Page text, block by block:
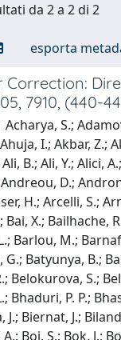
da 2 a 2 di 2
esporta
Correction:
7910, (440-
C.; Barth, K.; Bartsch, E.; Baruffaldi, F.; Bastid, N.; Basu, S.; Batigne, G.; Batyunya, B.; Bauri, D.; Bazo Alba, J. L.; Bearden, I. G.; Beattie, C.; Belikov, I.; Bell Hechavarria, A. D. C.; Bellini, F.; Bellwied, R.; Belokurova, S.; Belyaev, V.; Bencedi, G.; Beole, S.; Bercuci, A.; Berdnikov, Y.; Berdnikova, A.; Bergmann, L.; Besoiu, M. G.; Betev, L.; Bhaduri, P. P.; Bhasin, A.; Bhat, M. A.; Bhattacharjee, B.; Bhattacharya, P.; Bianchi, L.; Bianchi, N.; Bielˇcik, J.; Bielˇcikova, J.; Biernat, J.; Bilandzic, A.; Biro, G.; Biswas, S.; Blair, J. T.; Blau, D.; Blidaru, M. B.; Blume, C.; Boca, G.; Bock, F.; Bogdanov, A.; Boi, S.; Bok, J.; Boldizsar, L.; Bolozdynya, A.; Bombara, M.; Bond, P. M.; Bonomi, G.; Borel, H.; Borissov, A.; Bossi, H.; Botta, E.; Bratrud, L.; Braun-Munzinger, P.; Bregant, M.; Broz, M.; Bruno, G. E.; Buckland, M. D.; Budnikov, D.; Buesching, H.; Bufalino, S.; Bugnon, O.; Buhler, P.; Buthelezi, Z.; Butt, J. B.; Bysiak, S. A.; Caffarri, D.; Cai, M.; Caines, H.; Caliva, A.; Villar, E. C.; Camacho, J. M. M.; Camacho, R. S.; Camerini, P.; Canedo, F. D. M.; Carnesecchi, F.; Caron, R.; Castillo Castellanos, J.; Casula, E. A. R.; Catalano, F.; Ceballos Sanchez, C.; Chakraborty, P.; Chandra, S.; Chapeland, S.; Chartier, M.; Chattopadhyay, S.; Chattopadhyay, S.; Chauvin, A.; Chavez, T. G.; Cheshkov, C.; Cheynis, B.; Chibante Barroso, V.; Chinellato, D. D.; Cho, S.; Chochula, P.; Christakoglou, P.; Christensen, C.